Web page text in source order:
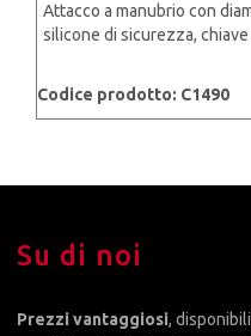
Attacco a manubrio con
silicone di sicurezza,
Codice prodotto: C1490
Su di noi
Prezzi vantaggiosi,